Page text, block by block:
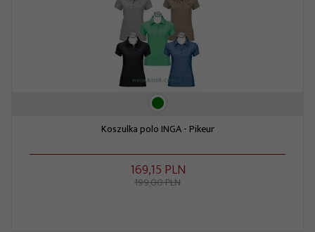
Koszulka polo INGA - Pikeur
169,15 PLN
199,00 PLN